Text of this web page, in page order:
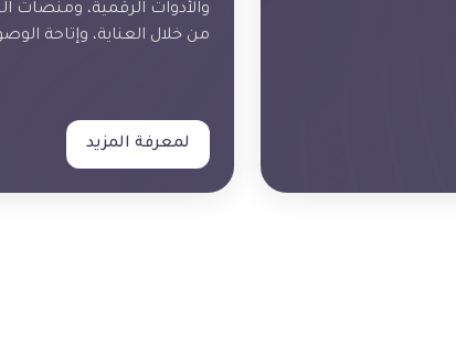
والأدوات الرقمية، ومنصات
من خلال العناية، وإتاحة
لمعرفة المزيد